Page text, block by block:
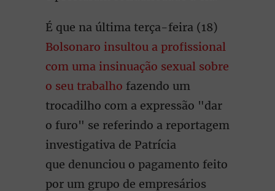
É que na última terça-feira (18)
Bolsonaro insultou a profissional
com uma insinuação sexual sobre
o seu trabalho fazendo um
trocadilho com a expressão "dar
o furo" se referindo a reportagem
investigativa de Patrícia
que denunciou o pagamento feito
por um grupo de empresários